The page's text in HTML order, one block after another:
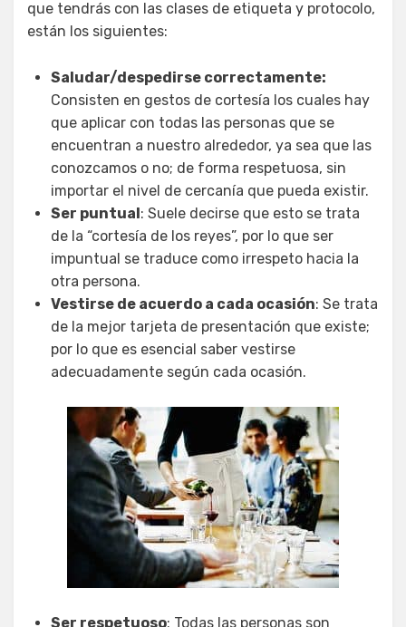
que tendrás con las clases de etiqueta y protocolo,
están los siguientes:
Saludar/despedirse correctamente:
Consisten en gestos de cortesía los cuales hay
que aplicar con todas las personas que se
encuentran a nuestro alrededor, ya sea que las
conozcamos o no; de forma respetuosa, sin
importar el nivel de cercanía que pueda existir.
Ser puntual: Suele decirse que esto se trata
de la “cortesía de los reyes”, por lo que ser
impuntual se traduce como irrespeto hacia la
otra persona.
Vestirse de acuerdo a cada ocasión: Se trata
de la mejor tarjeta de presentación que existe;
por lo que es esencial saber vestirse
adecuadamente según cada ocasión.
Ser respetuoso: Todas las personas son